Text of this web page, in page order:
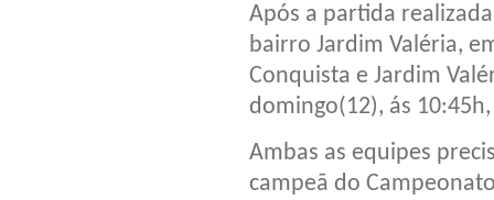
Após a partida
bairro Jardim Valéria,
Conquista e Jardim
domingo(12), ás
Ambas as equipes
campeã do